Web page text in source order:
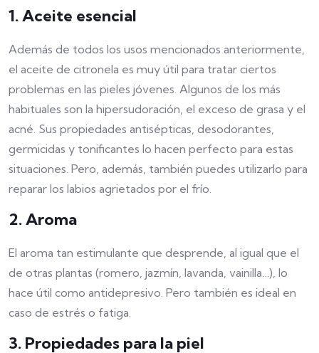
1. Aceite esencial
Además de todos los usos mencionados anteriormente,
el aceite de citronela es muy útil para tratar ciertos
problemas en las pieles jóvenes. Algunos de los más
habituales son la hipersudoración, el exceso de grasa y el
acné. Sus propiedades antisépticas, desodorantes,
germicidas y tonificantes lo hacen perfecto para estas
situaciones. Pero, además, también puedes utilizarlo para
reparar los labios agrietados por el frío.
2. Aroma
El aroma tan estimulante que desprende, al igual que el
de otras plantas (romero, jazmín, lavanda, vainilla…), lo
hace útil como antidepresivo. Pero también es ideal en
caso de estrés o fatiga.
3. Propiedades para la piel